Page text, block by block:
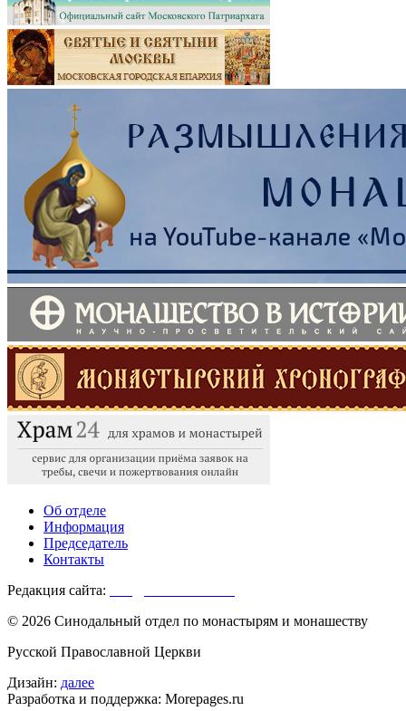
Об отделе
Информация
Председатель
Контакты
Редакция сайта:
© 2026 Синодальный отдел по монастырям и монашеству
Русской Православной Церкви
Дизайн: далее
Разработка и поддержка: Morepages.ru